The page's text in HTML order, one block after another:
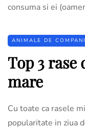
consuma si ei
ANIMALE DE
Top 3 rase
mare
Cu toate ca rasele
popularitate in ziua